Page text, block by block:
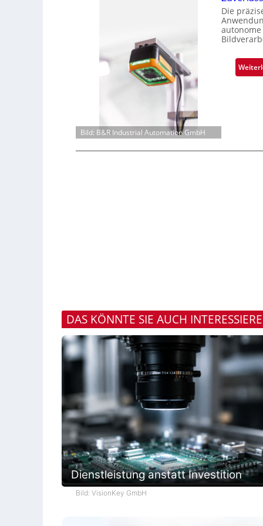
Bild: B&R Industrial Automation GmbH
Die
DAS KÖNNTE SIE AUCH
Dienstleistung anstatt Investition
Bild: VisionKey GmbH